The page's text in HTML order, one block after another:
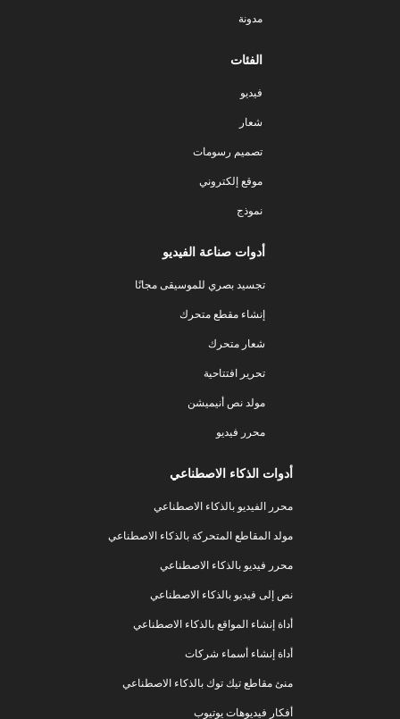
مدونة
الفئات
فيديو
شعار
تصميم رسومات
موقع إلكتروني
نموذج
أدوات صناعة الفيديو
تجسيد بصري للموسيقى مجانًا
إنشاء مقطع متحرك
شعار متحرك
تحرير افتتاحية
مولد نص أنيميشن
محرر فيديو
أدوات الذكاء الاصطناعي
محرر الفيديو بالذكاء الاصطناعي
مولد المقاطع المتحركة بالذكاء الاصطناعي
محرر فيديو بالذكاء الاصطناعي
نص إلى فيديو بالذكاء الاصطناعي
أداة إنشاء المواقع بالذكاء الاصطناعي
أداة إنشاء أسماء شركات
منئ مقاطع تيك توك بالذكاء الاصطناعي
أفكار فيديوهات يوتيوب